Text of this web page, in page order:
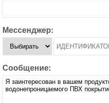
Мессенджер:
Сообщение: